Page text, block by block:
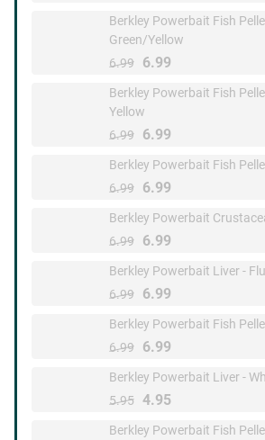
Berkley Powerbait Fish
Green/Yellow
6.99
6.99
Berkley Powerbait Fish
Yellow
6.99
6.99
Berkley Powerbait Fish
6.99
6.99
Berkley Powerbait
6.99
6.99
Berkley Powerbait Liver -
6.99
6.99
Berkley Powerbait Fish
6.99
6.99
Berkley Powerbait Liver -
5.95 4.95
Berkley Powerbait Fish